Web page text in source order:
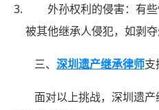
外孙权利的侵害：有
被其他继承人侵犯，如剥
三、 深圳遗产继承律师支
面对以上挑战，深圳遗